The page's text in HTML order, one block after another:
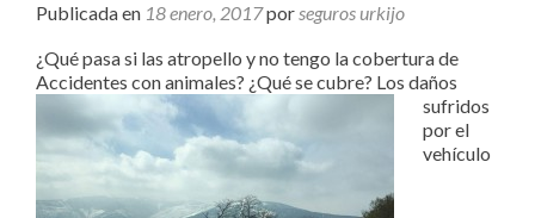
Publicada en 18 enero, 2017porseguros urkijo
¿Qué pasa si las atropello y no tengo la cobertura de
Accidentes con animales? ¿Qué se cubre? Los daños
sufridos
por el
vehículo